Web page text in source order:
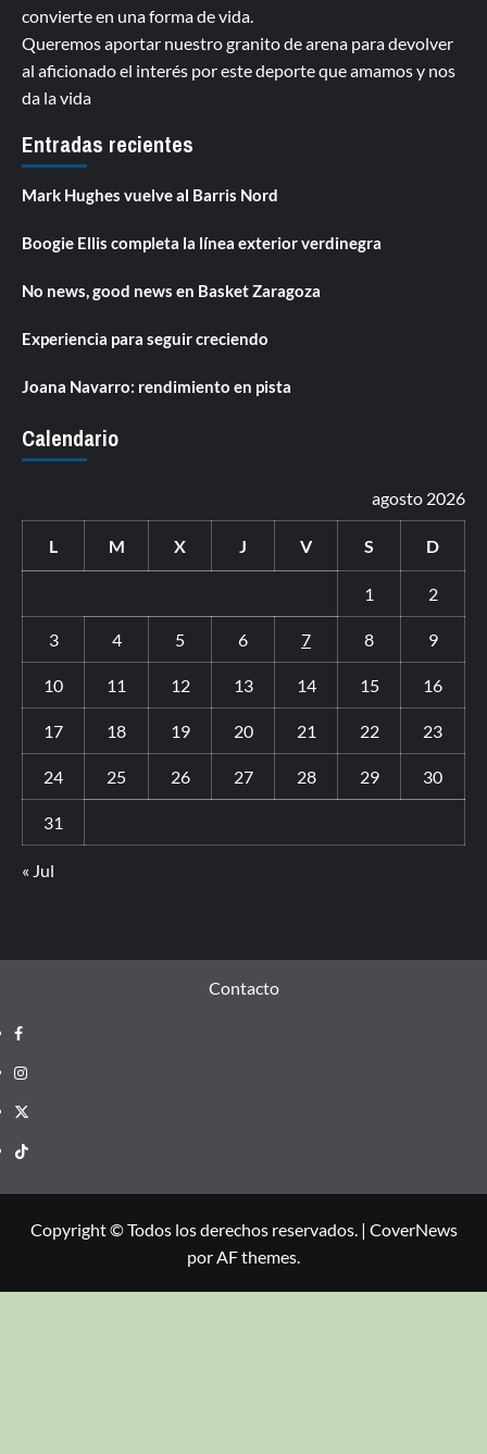
convierte en una forma de vida.
Queremos aportar nuestro granito de arena para devolver
al aficionado el interés por este deporte que amamos y nos
da la vida
Entradas recientes
Mark Hughes vuelve al Barris Nord
Boogie Ellis completa la línea exterior verdinegra
No news, good news en Basket Zaragoza
Experiencia para seguir creciendo
Joana Navarro: rendimiento en pista
Calendario
agosto 2026
L M X J V S D
1 2
3 4 5 6 7 8 9
10 11 12 13 14 15 16
17 18 19 20 21 22 23
24 25 26 27 28 29 30
31
« Jul
Contacto
Copyright © Todos los derechos reservados. | CoverNews
por AF themes.